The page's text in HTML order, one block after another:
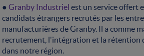
●Granby Industriel est un service offert
candidats étrangers recrutés par les
manufacturières de Granby. Il a comme
recrutement, l'intégration et la rétention
dans notre région.